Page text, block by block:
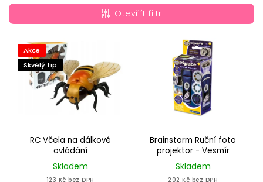
Nejlevnější
Nejdražší
Abecedně
Otevřít filtr
Akce
Skvělý tip
RC Včela na dálkové
ovládání
Skladem
123 Kč bez DPH
Brainstorm Ruční foto
projektor - Vesmír
Skladem
202 Kč bez DPH